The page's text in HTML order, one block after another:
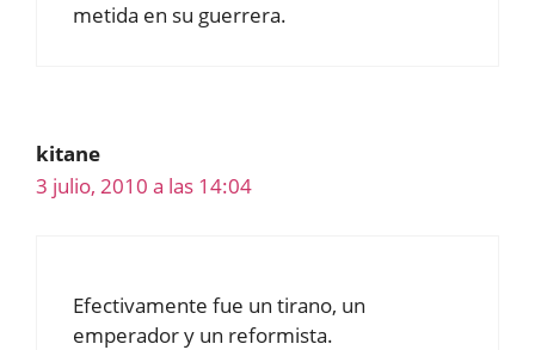
metida en su guerrera.
kitane
3 julio, 2010 a las 14:04
Efectivamente fue un tirano, un
emperador y un reformista.